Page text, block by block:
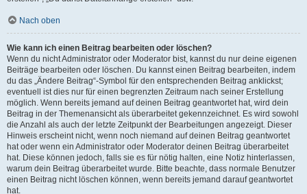
Nach oben
Wie kann ich einen Beitrag bearbeiten oder löschen?
Wenn du nicht Administrator oder Moderator bist, kannst du nur deine eigenen
Beiträge bearbeiten oder löschen. Du kannst einen Beitrag bearbeiten, indem
du das „Ändere Beitrag“-Symbol für den entsprechenden Beitrag anklickst;
eventuell ist dies nur für einen begrenzten Zeitraum nach seiner Erstellung
möglich. Wenn bereits jemand auf deinen Beitrag geantwortet hat, wird dein
Beitrag in der Themenansicht als überarbeitet gekennzeichnet. Es wird sowohl
die Anzahl als auch der letzte Zeitpunkt der Bearbeitungen angezeigt. Dieser
Hinweis erscheint nicht, wenn noch niemand auf deinen Beitrag geantwortet
hat oder wenn ein Administrator oder Moderator deinen Beitrag überarbeitet
hat. Diese können jedoch, falls sie es für nötig halten, eine Notiz hinterlassen,
warum dein Beitrag überarbeitet wurde. Bitte beachte, dass normale Benutzer
einen Beitrag nicht löschen können, wenn bereits jemand darauf geantwortet
hat.